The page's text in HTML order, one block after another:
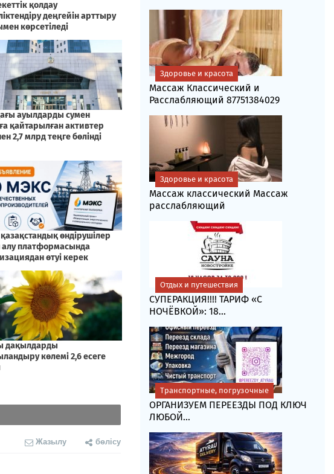
Жазылу бөлісу
Массаж Классический и
Расслабляющий 87751384029
Здоровье и красота
Массаж классический Массаж
расслабляющий
Здоровье и красота
СУПЕРАКЦИЯ!!!! ТАРИФ «C
НОЧЁВКОЙ»: 18...
Отдых и путешествия
ОРГАНИЗУЕМ ПЕРЕЕЗДЫ ПОД КЛЮЧ
ЛЮБОЙ...
Транспортные, погрузочные